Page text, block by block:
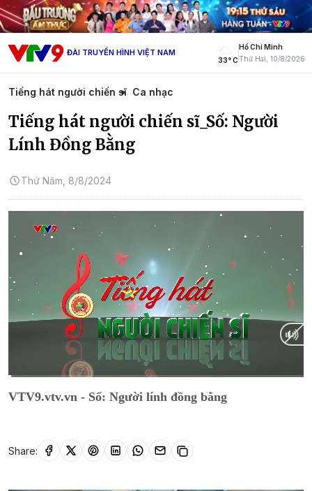
ĐÀI TRUYỀN HÌNH VIỆT NAM
33° C
Hồ Chí Minh
Thứ Hai, 10/8/2026
Tiếng hát người chiến sĩ Ca nhạc
Tiếng hát người chiến sĩ_Số: Người
Lính Đồng Bằng
Thứ Năm, 8/8/2024
VTV9.vtv.vn - Số: Người lính đồng bằng
Share: